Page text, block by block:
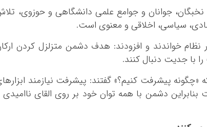
جوانان و جوامع علمی دانشگاهی و حوزوی،‌
سیاسی، اخلاقی و معنوی است.
نظام خواندند و افزودند: هدف دشمن متزلزل کردن
با جدیت دنبال کنند.
پیشرفت کنیم؟» گفتند: پیشرفت نیازمند
دشمن با همه توان خود بر روی القای ناامیدی